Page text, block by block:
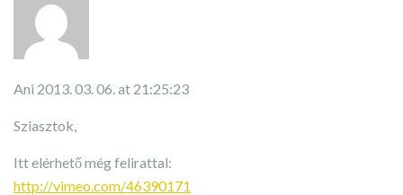
Ani 2013. 03. 06. at 21:25:23
Sziasztok,
Itt elérhető még felirattal:
http://vimeo.com/46390171